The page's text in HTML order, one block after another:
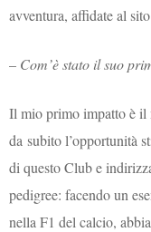
avventura, affidate al
– Com’è stato il suo
Il mio primo impatto è
da subito l’opportunità
di questo Club e
pedigree: facendo un
nella F1 del calcio,